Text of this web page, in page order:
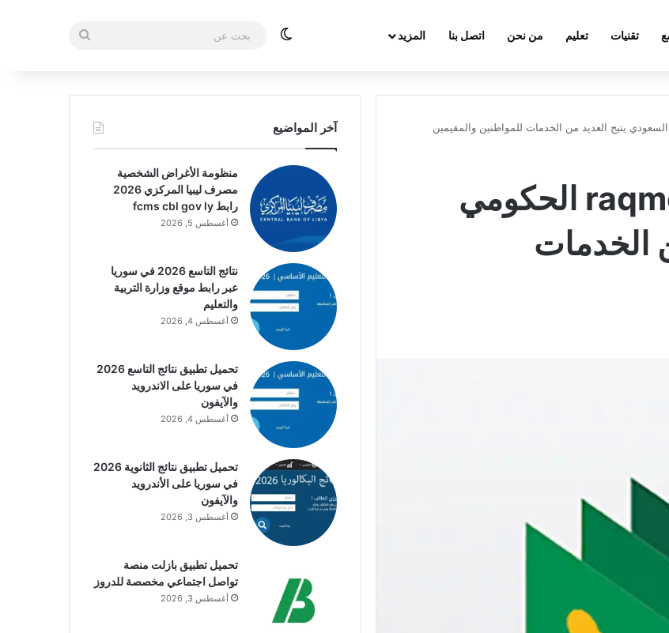
تقنيات تعليم من نحن اتصل بنا المزيد الوضع المظلم
بحث
تحميل تطبيق رقمن raqmen الحكومي
الخدمات
آخر المواضيع
منظومة الأغراض الشخصية
مصرف ليبيا المركزي 2026
رابط fcms cbl gov ly
أغسطس 5, 2026
نتائج التاسع 2026 في سوريا
عبر رابط موقع وزارة التربية
والتعليم
أغسطس 4, 2026
تحميل تطبيق نتائج التاسع 2026
في سوريا على الاندرويد
والآيفون
أغسطس 4, 2026
تحميل تطبيق نتائج الثانوية 2026
في سوريا على الأندرويد
والآيفون
أغسطس 3, 2026
تحميل تطبيق بازلت منصة
تواصل اجتماعي مخصصة للدروز
أغسطس 3, 2026